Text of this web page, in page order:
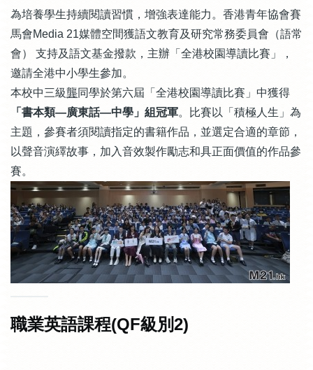
為培養學生持續閱讀習慣，增強表達能力。香港青年協會賽
馬會Media 21媒體空間獲語文教育及研究常務委員會（語常
會） 支持及語文基金撥款，主辦「全港校園導讀比賽」，
邀請全港中小學生參加。
本校中三級龔同學於第六屆「全港校園導讀比賽」中獲得
「書本類—廣東話—中學」組冠軍。比賽以「積極人生」為
主題，參賽者須閱讀指定的書籍作品，並選定合適的章節，
以聲音演繹故事，加入音效製作勵志和具正面價值的作品參
賽。
職業英語課程(QF級別2)